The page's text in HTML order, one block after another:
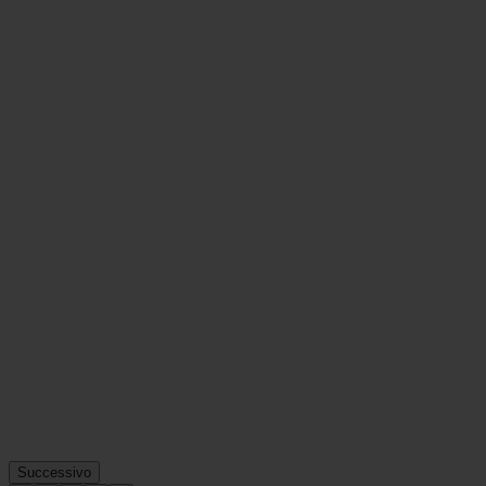
Successivo